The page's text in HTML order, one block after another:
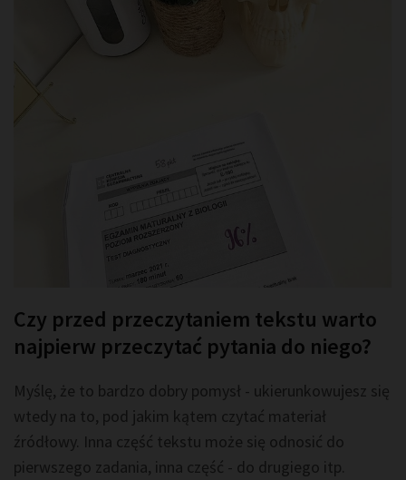
Czy przed przeczytaniem tekstu warto
najpierw przeczytać pytania do niego?
Myślę, że to bardzo dobry pomysł - ukierunkowujesz się
wtedy na to, pod jakim kątem czytać materiał
źródłowy. Inna część tekstu może się odnosić do
pierwszego zadania, inna część - do drugiego itp.